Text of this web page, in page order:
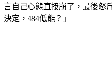
決定，484低能？」